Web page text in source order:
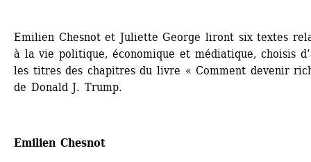
Emilien Chesnot et Juliette George liront six textes
à la vie politique, économique et médiatique, choisis
les titres des chapitres du livre « Comment devenir
de Donald J. Trump.
Emilien Chesnot